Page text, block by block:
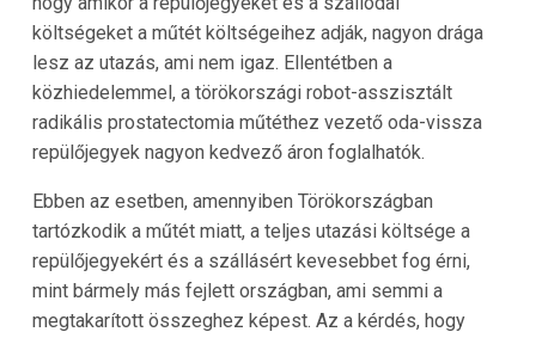
költségeket a műtét költségeihez adják, nagyon drága
lesz az utazás, ami nem igaz. Ellentétben a
közhiedelemmel, a törökországi robot-asszisztált
radikális prostatectomia műtéthez vezető oda-vissza
repülőjegyek nagyon kedvező áron foglalhatók.
Ebben az esetben, amennyiben Törökországban
tartózkodik a műtét miatt, a teljes utazási költsége a
repülőjegyekért és a szállásért kevesebbet fog érni,
mint bármely más fejlett országban, ami semmi a
megtakarított összeghez képest. Az a kérdés, hogy